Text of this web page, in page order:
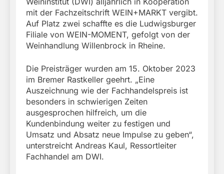
mit der Fachzeitschrift WEIN+MARKT vergibt.
Auf Platz zwei schaffte es die Ludwigsburger
Filiale von WEIN-MOMENT, gefolgt von der
Weinhandlung Willenbrock in Rheine.
Die Preisträger wurden am 15. Oktober 2023
im Bremer Rastkeller geehrt. „Eine
Auszeichnung wie der Fachhandelspreis ist
besonders in schwierigen Zeiten
ausgesprochen hilfreich, um die
Kundenbindung weiter zu festigen und
Umsatz und Absatz neue Impulse zu geben“,
unterstreicht Andreas Kaul, Ressortleiter
Fachhandel am DWI.